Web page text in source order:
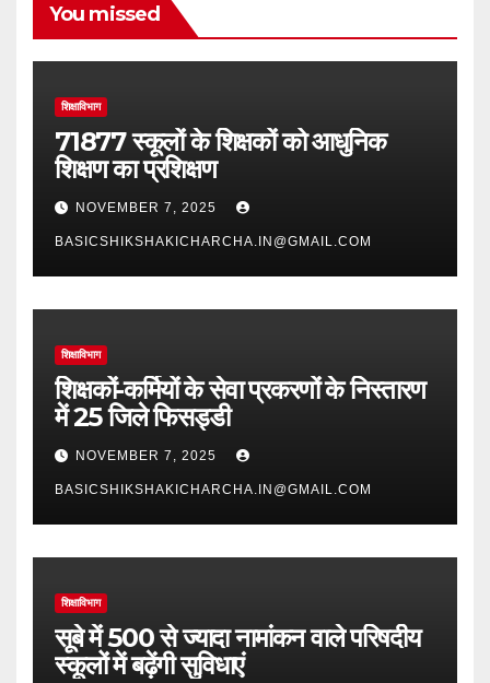
You missed
शिक्षाविभाग
71877 स्कूलों के शिक्षकों को आधुनिक
शिक्षण का प्रशिक्षण
NOVEMBER 7, 2025
BASICSHIKSHAKICHARCHA.IN@GMAIL.COM
शिक्षाविभाग
शिक्षकों-कर्मियों के सेवा प्रकरणों के निस्तारण
में 25 जिले फिसड्डी
NOVEMBER 7, 2025
BASICSHIKSHAKICHARCHA.IN@GMAIL.COM
शिक्षाविभाग
सूबे में 500 से ज्यादा नामांकन वाले परिषदीय
स्कूलों में बढ़ेंगी सुविधाएं